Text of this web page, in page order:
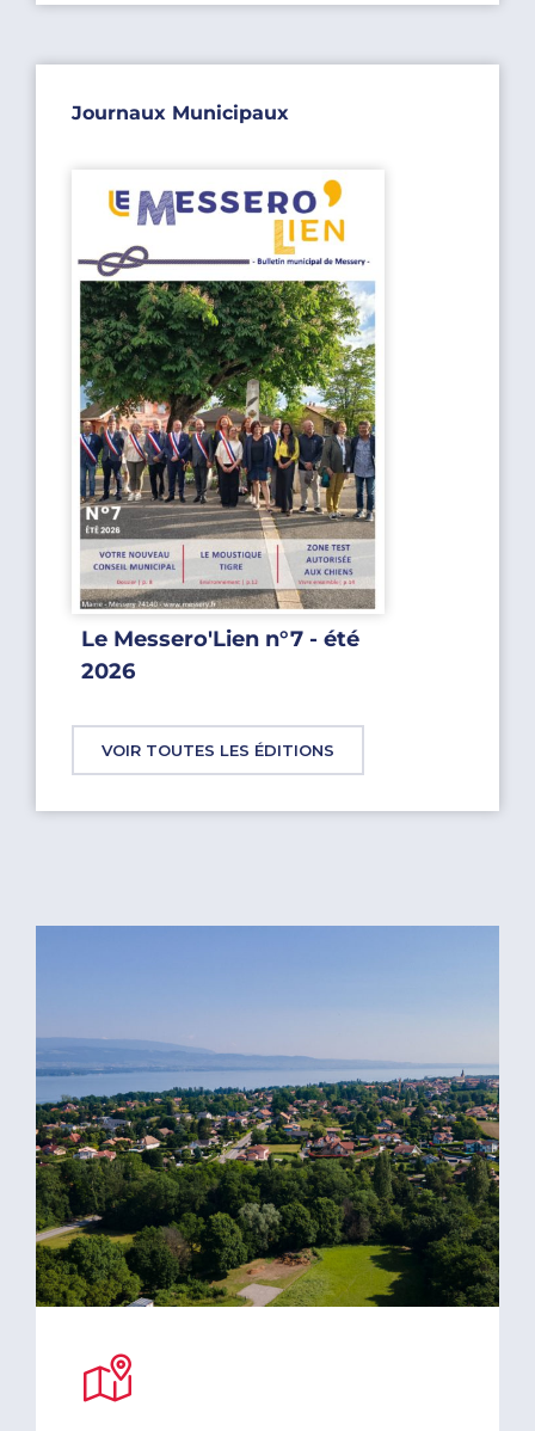
Journaux Municipaux
Le Messero'Lien n°7 - été
2026
VOIR TOUTES LES ÉDITIONS